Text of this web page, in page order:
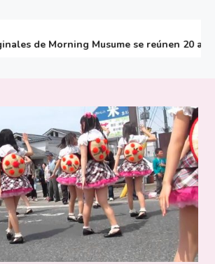
de Morning Musume se reúnen 20 años